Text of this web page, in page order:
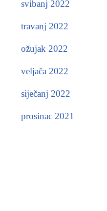
svibanj 2022
travanj 2022
ožujak 2022
veljača 2022
siječanj 2022
prosinac 2021